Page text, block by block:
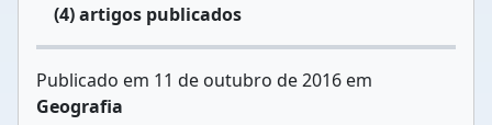
(4) artigos publicados
Publicado em 11 de outubro de 2016 em
Geografia